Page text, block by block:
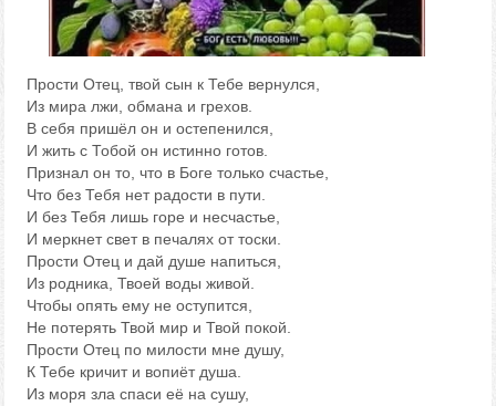
Прости Отец, твой сын к Тебе вернулся,
Из мира лжи, обмана и грехов.
В себя пришёл он и остепенился,
И жить с Тобой он истинно готов.
Признал он то, что в Боге только счастье,
Что без Тебя нет радости в пути.
И без Тебя лишь горе и несчастье,
И меркнет свет в печалях от тоски.
Прости Отец и дай душе напиться,
Из родника, Твоей воды живой.
Чтобы опять ему не оступится,
Не потерять Твой мир и Твой покой.
Прости Отец по милости мне душу,
К Тебе кричит и вопиёт душа.
Из моря зла спаси её на сушу,